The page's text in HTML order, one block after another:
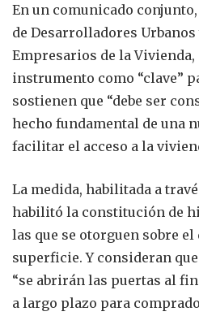
En un comunicado
de Desarrolladores
Empresarios de la
instrumento como “clave”
sostienen que “debe ser
hecho fundamental de una
facilitar el acceso a la
La medida, habilitada a
habilitó la constitución de
las que se otorguen sobre el
superficie. Y consideran
“se abrirán las puertas al
a largo plazo para